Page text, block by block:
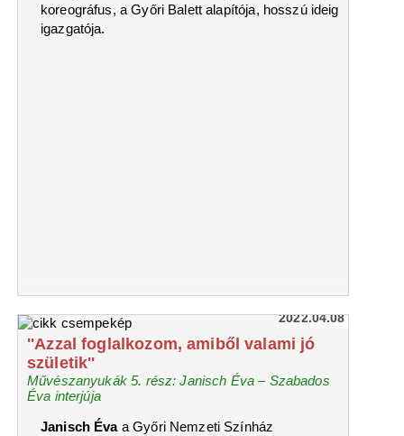
koreográfus, a Győri Balett alapítója, hosszú ideig
igazgatója.
2022.04.08
''Azzal foglalkozom, amiből valami jó
születik''
Művészanyukák 5. rész: Janisch Éva – Szabados
Éva interjúja
Janisch Évaa Győri Nemzeti Színház